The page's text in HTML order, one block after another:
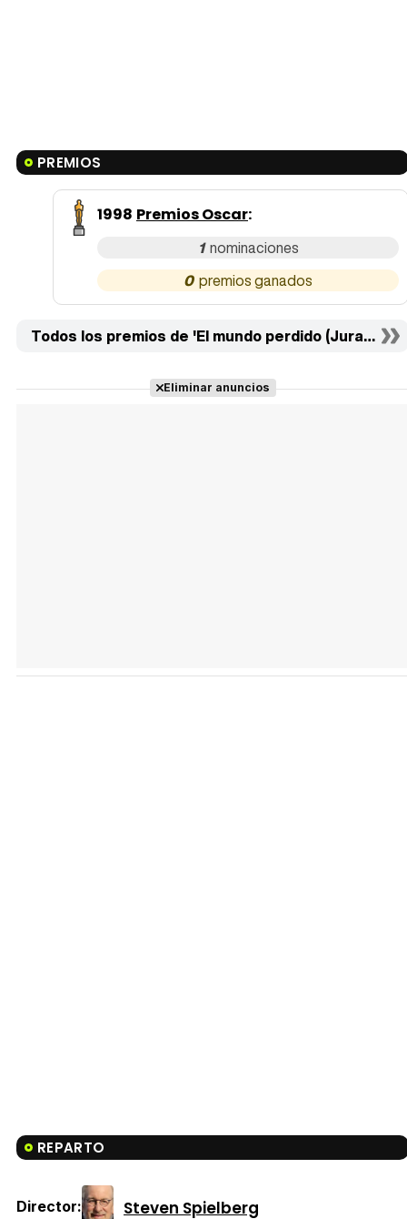
PREMIOS
1998 Premios Oscar:
1
0
Todos los premios de 'El mundo perdido (Jurassic
Eliminar anuncios
REPARTO
Director: Steven Spielberg